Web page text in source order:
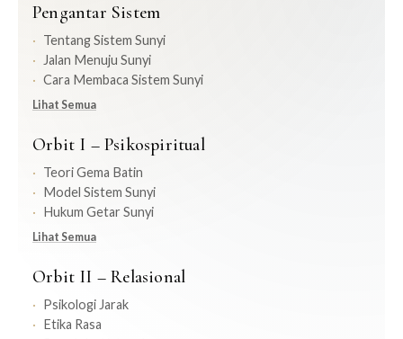
Pengantar Sistem
Tentang Sistem Sunyi
Jalan Menuju Sunyi
Cara Membaca Sistem Sunyi
Lihat Semua
Orbit I – Psikospiritual
Teori Gema Batin
Model Sistem Sunyi
Hukum Getar Sunyi
Lihat Semua
Orbit II – Relasional
Psikologi Jarak
Etika Rasa